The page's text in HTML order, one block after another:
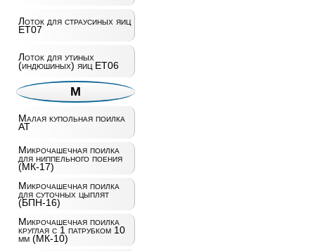
Лоток для страусиных яиц
ET07
Лоток для утиных
(индюшиных) яиц ET06
М
Малая купольная поилка
AT
Микрочашечная поилка
для ниппельного поения
(МК-17)
Микрочашечная поилка
для суточных цыплят
(БПН-16)
Микрочашечная поилка
круглая с 1 патрубком 10
мм (МК-10)